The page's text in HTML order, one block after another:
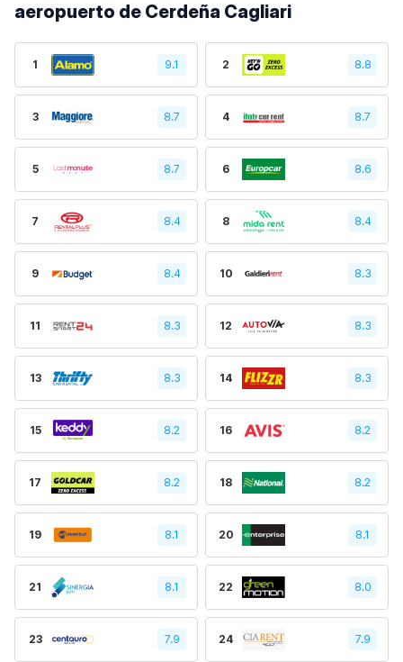
aeropuerto de Cerdeña Cagliari
1 9.1 2 8.8
3 8.7 4 8.7
5 8.7 6 8.6
7 8.4 8 8.4
9 8.4 10 8.3
11 8.3 12 8.3
13 8.3 14 8.3
15 8.2 16 8.2
17 8.2 18 8.2
19 8.1 20 8.1
21 8.1 22 8.0
23 7.9 24 7.9